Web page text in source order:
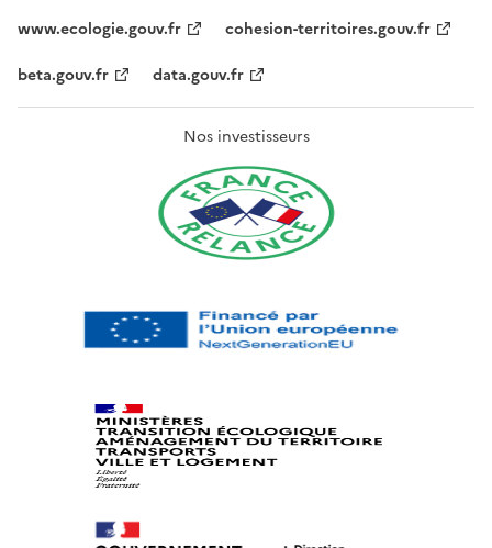
www.ecologie.gouv.fr
cohesion-territoires.gouv.fr
beta.gouv.fr
data.gouv.fr
Nos investisseurs